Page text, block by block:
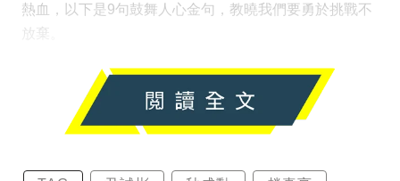
熱血，以下是9句鼓舞人心金句，教曉我們要勇於挑戰不
放棄。